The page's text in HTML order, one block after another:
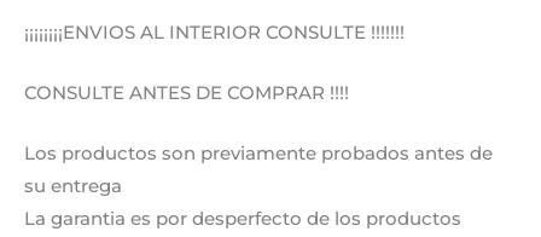
¡¡¡¡¡¡¡¡ENVIOS AL INTERIOR CONSULTE !!!!!!!
CONSULTE ANTES DE COMPRAR !!!!
Los productos son previamente probados antes de
su entrega
La garantia es por desperfecto de los productos